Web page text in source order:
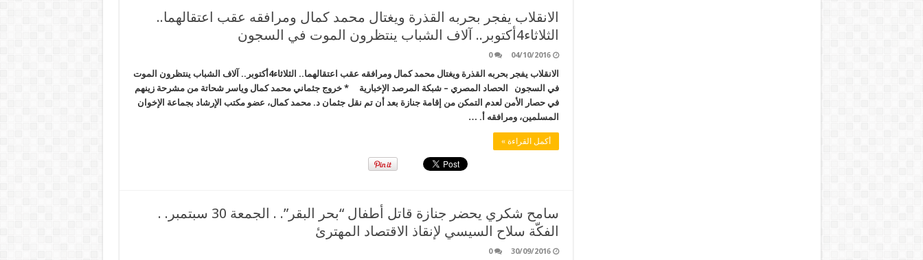
الانقلاب يفجر بحربه القذرة ويغتال محمد كمال ومرافقه عقب اعتقالهما..
الثلاثاء4أكتوبر.. آلاف الشباب ينتظرون الموت في السجون
04/10/2016
0
الانقلاب يفجر بحربه القذرة ويغتال محمد كمال ومرافقه عقب اعتقالهما.. الثلاثاء4أكتوبر.. آلاف الشباب ينتظرون الموت
في السجون الحصاد المصري – شبكة المرصد الإخبارية * خروج جثماني محمد كمال وياسر شحاتة من مشرحة زينهم
في حصار الأمن لعدم التمكن من إقامة جنازة بعد أن تم نقل جثمان د. محمد كمال، عضو مكتب الإرشاد بجماعة الإخوان
المسلمين، ومرافقه أ. …
أكمل القراءة »
سامح شكري يحضر جنازة قاتل أطفال “بحر البقر”. . الجمعة 30 سبتمبر. .
الفكّة سلاح السيسي لإنقاذ الاقتصاد المهترئ
30/09/2016
0